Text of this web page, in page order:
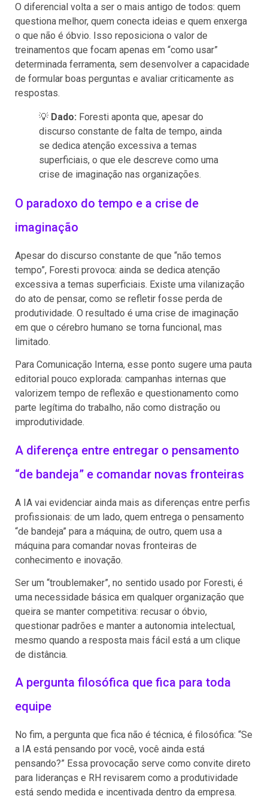
O diferencial volta a ser o mais antigo de todos: quem
questiona melhor, quem conecta ideias e quem enxerga
o que não é óbvio. Isso reposiciona o valor de
treinamentos que focam apenas em “como usar”
determinada ferramenta, sem desenvolver a capacidade
de formular boas perguntas e avaliar criticamente as
respostas.
💡 Dado: Foresti aponta que, apesar do
discurso constante de falta de tempo, ainda
se dedica atenção excessiva a temas
superficiais, o que ele descreve como uma
crise de imaginação nas organizações.
O paradoxo do tempo e a crise de
imaginação
Apesar do discurso constante de que “não temos
tempo”, Foresti provoca: ainda se dedica atenção
excessiva a temas superficiais. Existe uma vilanização
do ato de pensar, como se refletir fosse perda de
produtividade. O resultado é uma crise de imaginação
em que o cérebro humano se torna funcional, mas
limitado.
Para Comunicação Interna, esse ponto sugere uma pauta
editorial pouco explorada: campanhas internas que
valorizem tempo de reflexão e questionamento como
parte legítima do trabalho, não como distração ou
improdutividade.
A diferença entre entregar o pensamento
“de bandeja” e comandar novas fronteiras
A IA vai evidenciar ainda mais as diferenças entre perfis
profissionais: de um lado, quem entrega o pensamento
“de bandeja” para a máquina; de outro, quem usa a
máquina para comandar novas fronteiras de
conhecimento e inovação.
Ser um “troublemaker”, no sentido usado por Foresti, é
uma necessidade básica em qualquer organização que
queira se manter competitiva: recusar o óbvio,
questionar padrões e manter a autonomia intelectual,
mesmo quando a resposta mais fácil está a um clique
de distância.
A pergunta filosófica que fica para toda
equipe
No fim, a pergunta que fica não é técnica, é filosófica: “Se
a IA está pensando por você, você ainda está
pensando?” Essa provocação serve como convite direto
para lideranças e RH revisarem como a produtividade
está sendo medida e incentivada dentro da empresa.